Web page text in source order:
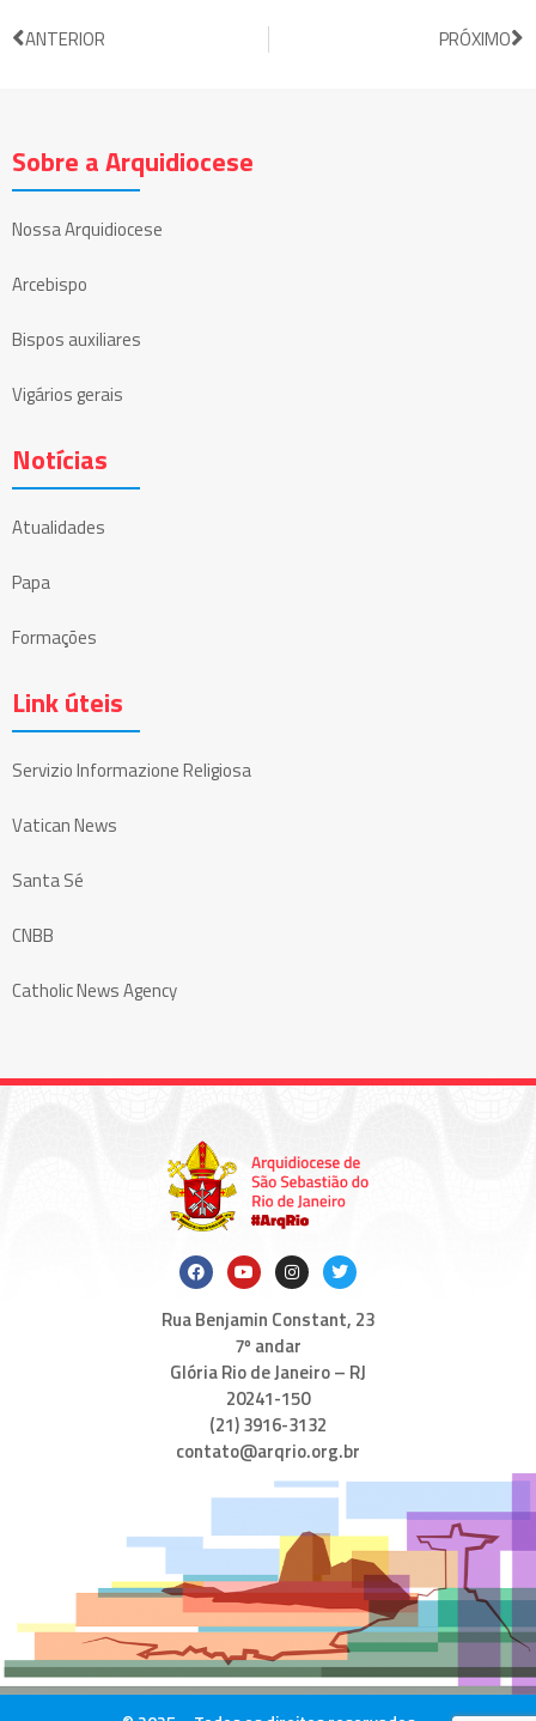
ANTERIOR PRÓXIMO
Sobre a Arquidiocese
Nossa Arquidiocese
Arcebispo
Bispos auxiliares
Vigários gerais
Notícias
Atualidades
Papa
Formações
Link úteis
Servizio Informazione Religiosa
Vatican News
Santa Sé
CNBB
Catholic News Agency
Rua Benjamin Constant, 23
7º andar
Glória Rio de Janeiro – RJ
20241-150
(21) 3916-3132
contato@arqrio.org.br